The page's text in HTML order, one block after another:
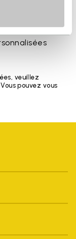
le
afin de
veuillez
pouvez vous